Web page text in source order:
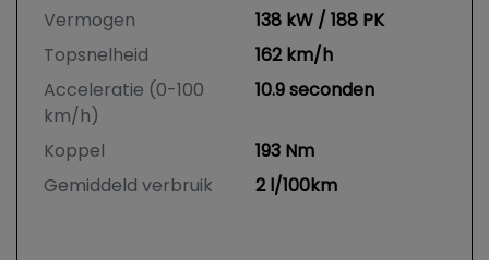
Vermogen
138 kW / 188 PK
Topsnelheid
162 km/h
Acceleratie (0-100
km/h)
10.9 seconden
Koppel
193 Nm
Gemiddeld verbruik
2 l/100km